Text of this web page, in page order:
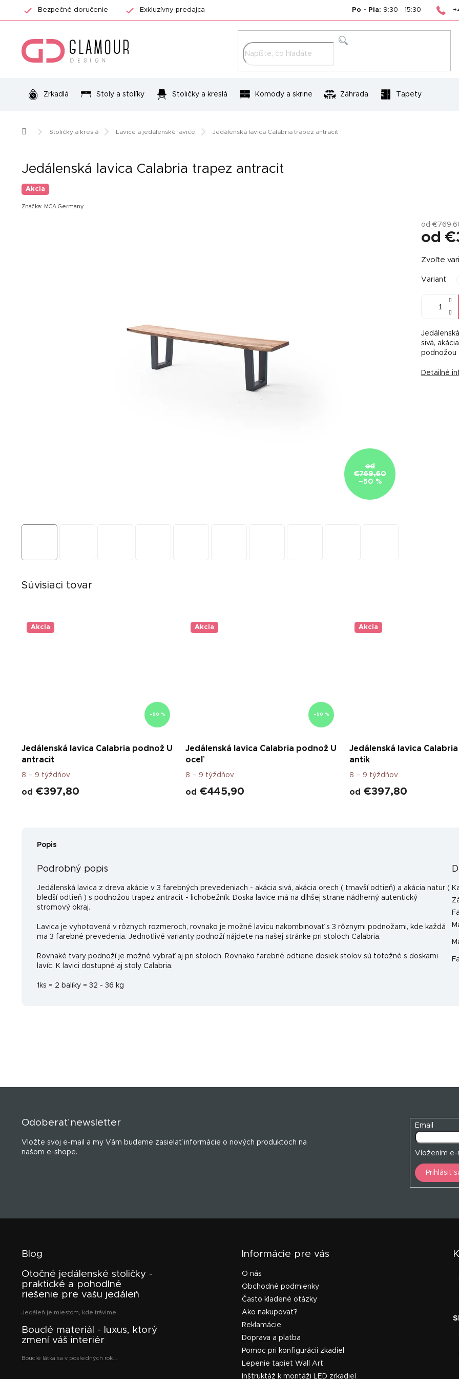
Bezpečné doručenie Exkluzívny predajca Po - Pia: 9:30 - 15:30
Zrkadlá Stoly a stolíky Stoličky a kreslá Komody a skrine Záhrada Tapety
DomovStoličky a kreslá Lavice a jedálenské lavice Jedálenská lavica Calabria trapez antracit
Jedálenská lavica Calabria trapez antracit
Akcia
Značka: MCA Germany
od
€769,60
–50 %
od
od
cena:
Zvoľte
Variant
sivá,
podnožou
Detailné
Súvisiaci tovar
Akcia
–50 %
Jedálenská lavica Calabria podnož U
antracit
8 – 9 týždňov
od €397,80
Akcia
–50 %
Jedálenská lavica Calabria podnož U
oceľ
8 – 9 týždňov
od €445,90
Akcia
Jedálenská lavica
antik
8 – 9 týždňov
od €397,80
Popis
Podrobný popis
Jedálenská lavica z dreva akácie v 3 farebných prevedeniach - akácia sivá, akácia orech ( tmavší odtieň) a akácia natur (
bledší odtieň ) s podnožou trapez antracit - lichobežník. Doska lavice má na dlhšej strane nádherný autentický
stromový okraj.
Lavica je vyhotovená v rôznych rozmeroch, rovnako je možné lavicu nakombinovať s 3 rôznymi podnožami, kde každá
ma 3 farebné prevedenia. Jednotlivé varianty podnoží nájdete na našej stránke pri stoloch Calabria.
Rovnaké tvary podnoží je možné vybrať aj pri stoloch. Rovnako farebné odtiene dosiek stolov sú totožné s doskami
lavíc. K lavici dostupné aj stoly Calabria.
1ks = 2 balíky = 32 - 36 kg
Odoberať newsletter
Vložte svoj e-mail a my Vám budeme zasielať informácie o nových produktoch na
našom e-shope.
Email
Vložením e-
Prihlásiť
Blog
Otočné jedálenské stoličky -
praktické a pohodlné
riešenie pre vašu jedáleň
Jedáleň je miestom, kde trávime ...
Bouclé materiál - luxus, ktorý
zmení váš interiér
Bouclé látka sa v posledných rok...
Informácie pre vás
O nás
Obchodné podmienky
Často kladené otázky
Ako nakupovať?
Reklamácie
Doprava a platba
Pomoc pri konfigurácii zkadiel
Lepenie tapiet Wall Art
Inštruktáž k montáži LED zrkadiel